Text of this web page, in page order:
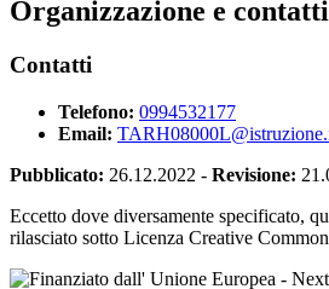
Organizzazione e contatti
Contatti
Telefono: 0994532177
Email:
Pubblicato: 26.12.2022 - Revisione:
Eccetto dove diversamente specificato,
rilasciato sotto Licenza Creative